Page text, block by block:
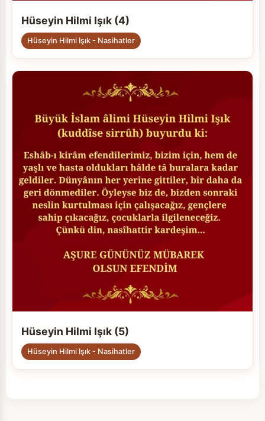
Hüseyin Hilmi Işık (4)
Hüseyin Hilmi Işık - Nasihatler
Hüseyin Hilmi Işık (5)
Hüseyin Hilmi Işık - Nasihatler